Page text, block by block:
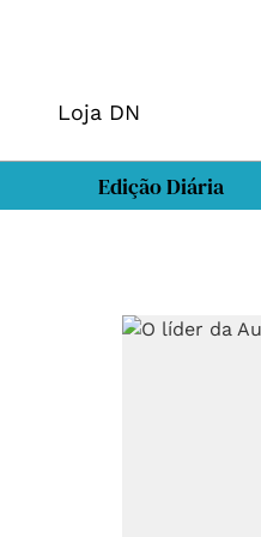
Loja DN
Edição Diária